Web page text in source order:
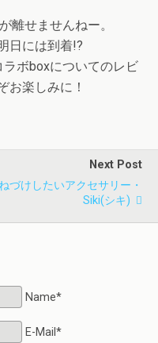
離せませんねー。
日には到着!?
ラボboxについてのレビ
お楽しみに！
Next Post
づけしたいアクセサリー・
Siki(シキ)
Name*
E-Mail*